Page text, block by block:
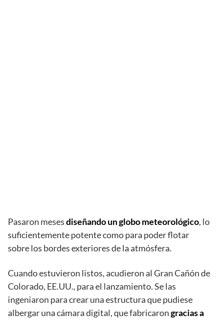
Pasaron mesesdiseñando un globo meteorológico, lo
suficientemente potente como para poder flotar
sobre los bordes exteriores de la atmósfera.
Cuando estuvieron listos, acudieron al Gran Cañón de
Colorado, EE.UU., para el lanzamiento. Se las
ingeniaron para crear una estructura que pudiese
albergar una cámara digital, que fabricarongracias a